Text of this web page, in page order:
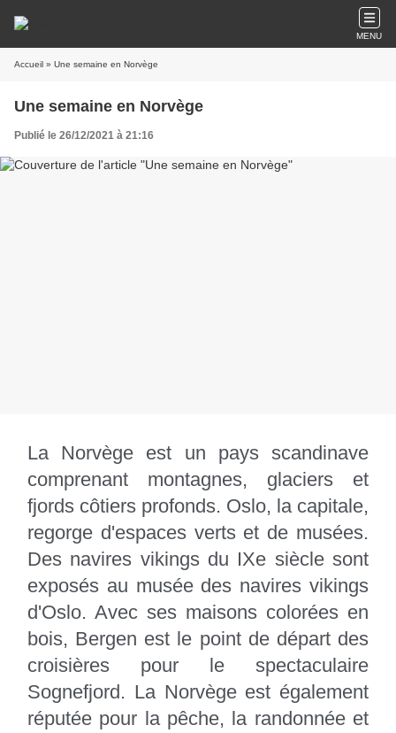
MENU
Accueil » Une semaine en Norvège
Une semaine en Norvège
Publié le 26/12/2021 à 21:16
La Norvège est un pays scandinave
comprenant montagnes, glaciers et
fjords côtiers profonds. Oslo, la capitale,
regorge d'espaces verts et de musées.
Des navires vikings du IXe siècle sont
exposés au musée des navires vikings
d'Oslo. Avec ses maisons colorées en
bois, Bergen est le point de départ des
croisières pour le spectaculaire
Sognefjord. La Norvège est également
réputée pour la pêche, la randonnée et